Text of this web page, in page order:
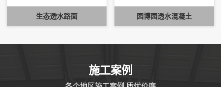
生态透水路面 园博园透水混凝土
CASE
施工案例